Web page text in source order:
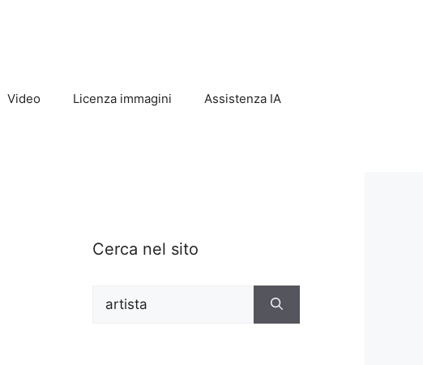
Video Licenza immagini Assistenza IA
Cerca nel sito
Ricerca
per: